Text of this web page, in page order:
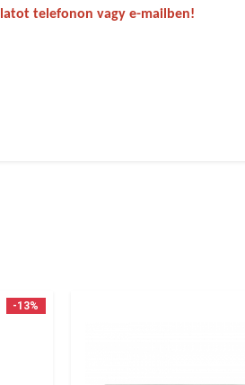
telefonon vagy e-mailben!
-13%